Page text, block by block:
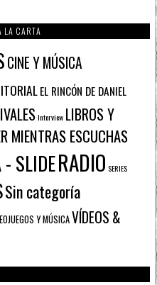
LA CARTA
CINE Y MÚSICA
EL RINCÓN DE DANIEL
Interview LIBROS Y
MIENTRAS ESCUCHAS
- SLIDERADIO SERIES
Sin categoría
Y MÚSICAVÍDEOS &